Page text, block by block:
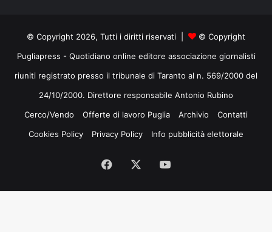
© Copyright 2026, Tutti i diritti riservati |
© Copyright
Pugliapress - Quotidiano online editore associazione giornalisti
riuniti registrato presso il tribunale di Taranto al n. 569/2000 del
24/10/2000. Direttore responsabile Antonio Rubino
Cerco/Vendo
Offerte di lavoro Puglia Archivio
Contatti
Cookies Policy
Privacy Policy Info pubblicità elettorale
Facebook
Tube